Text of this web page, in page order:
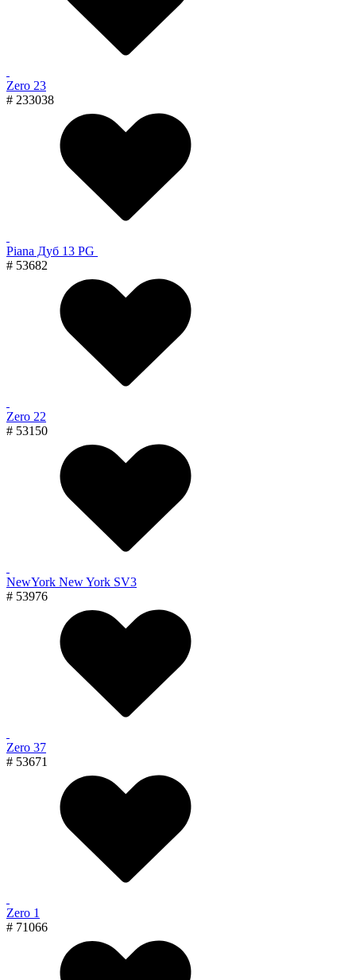
Zero 23
# 233038
Piana Дуб 13 PG
# 53682
Zero 22
# 53150
NewYork New York SV3
# 53976
Zero 37
# 53671
Zero 1
# 71066